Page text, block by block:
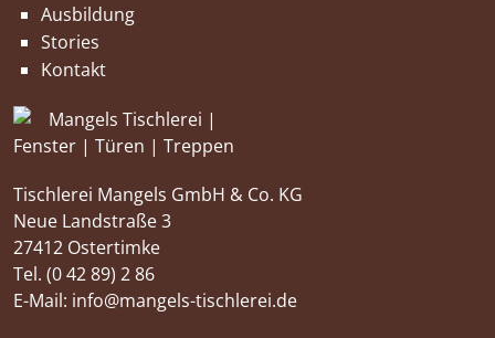
Ausbildung
Stories
Kontakt
Tischlerei Mangels GmbH & Co. KG
Neue Landstraße 3
27412 Ostertimke
Tel. (0 42 89) 2 86
E-Mail: info@mangels-tischlerei.de